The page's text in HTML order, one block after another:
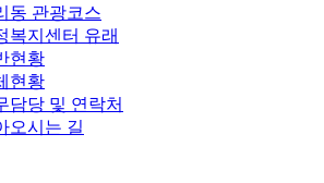
동 관광코스
복지센터 유래
현황
현황
담당 및 연락처
오시는 길